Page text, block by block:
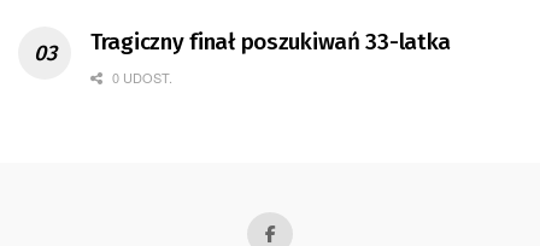
Tragiczny finał poszukiwań 33-latka
0 UDOST.